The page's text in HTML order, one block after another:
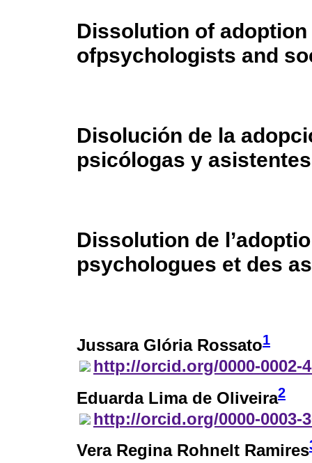
Dissolution of
ofpsychologists and
Disolución de la
psicólogas y
Dissolution de
psychologues et des
Jussara Glória Rossato1
http://orcid.org/0000-0002-
Eduarda Lima de Oliveira2
http://orcid.org/0000-0003-
Vera Regina Rohnelt Ramires